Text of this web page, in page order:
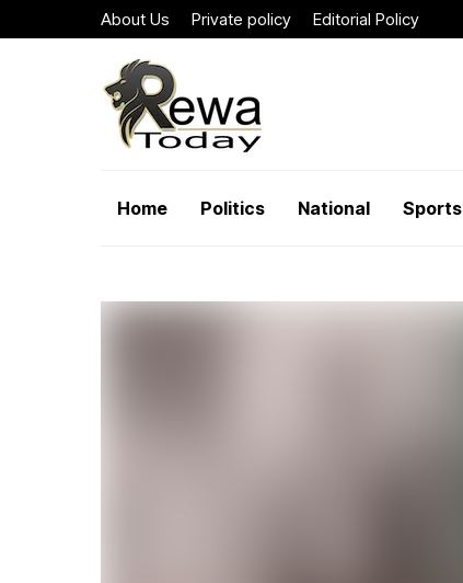
About Us Private policy Editorial Policy
Home Politics National Sports